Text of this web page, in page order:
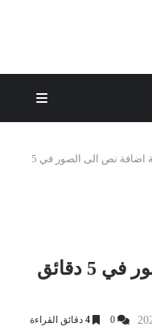
طريقة اضافة نص الى الصور في 5
دقائق
0
4 دقائق القراءة